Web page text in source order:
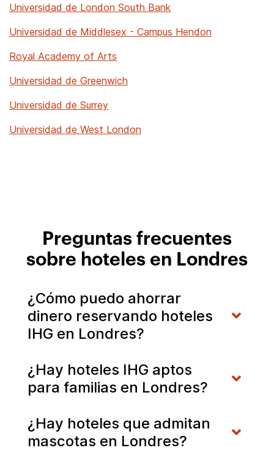
Universidad de London South Bank
Universidad de Middlesex - Campus Hendon
Royal Academy of Arts
Universidad de Greenwich
Universidad de Surrey
Universidad de West London
Preguntas frecuentes
sobre hoteles en Londres
¿Cómo puedo ahorrar
dinero reservando hoteles
IHG en Londres?
¿Hay hoteles IHG aptos
para familias en Londres?
¿Hay hoteles que admitan
mascotas en Londres?